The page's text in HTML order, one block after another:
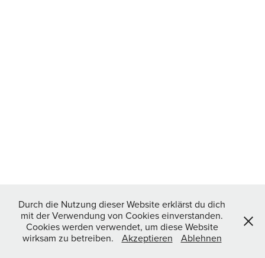
Durch die Nutzung dieser Website erklärst du dich
mit der Verwendung von Cookies einverstanden.
Cookies werden verwendet, um diese Website
wirksam zu betreiben.
Akzeptieren Ablehnen